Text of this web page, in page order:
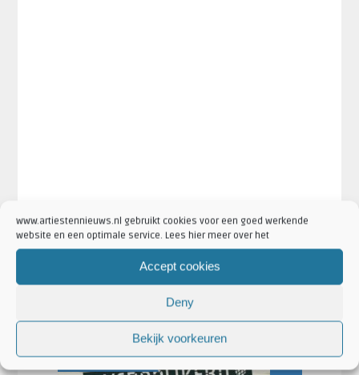
www.artiestennieuws.nl gebruikt cookies voor een goed werkende
website en een optimale service. Lees hier meer over het
Accept cookies
Deny
Bekijk voorkeuren
Artikel Tags: Eindejaarsshow· Van Dik Hout·Van Dik Hout
eindejaarsshow
Aankondigingen ·